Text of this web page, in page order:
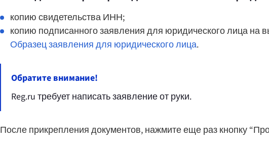
копию свидетельства ИНН;
копию подписанного заявления для юридического лица на
Образец заявления для юридического лица.
Обратите внимание!
Reg.ru требует написать заявление от руки.
После прикрепления документов, нажмите еще раз кнопку